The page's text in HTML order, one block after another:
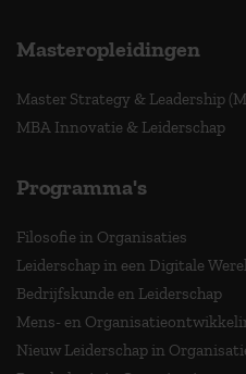
Masteropleidingen
Master Strategy & Leadership
MBA Innovatie & Leiderschap
Programma's
Filosofie in Organisaties
Leiderschap in een Digitale
Bedrijfskunde en Leiderschap
Mens- en
Nieuw Leiderschap in